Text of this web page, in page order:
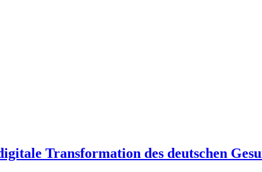
Transformation des deutschen